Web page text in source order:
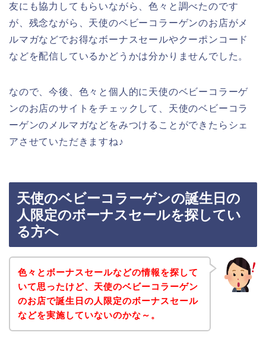
友にも協力してもらいながら、色々と調べたのです
が、残念ながら、天使のベビーコラーゲンのお店がメ
ルマガなどでお得なボーナスセールやクーポンコード
などを配信しているかどうかは分かりませんでした。
なので、今後、色々と個人的に天使のベビーコラーゲ
ンのお店のサイトをチェックして、天使のベビーコラ
ーゲンのメルマガなどをみつけることができたらシェ
アさせていただきますね♪
天使のベビーコラーゲンの誕生日の
人限定のボーナスセールを探してい
る方へ
色々とボーナスセールなどの情報を探して
いて思ったけど、天使のベビーコラーゲン
のお店で誕生日の人限定のボーナスセール
などを実施していないのかな～。